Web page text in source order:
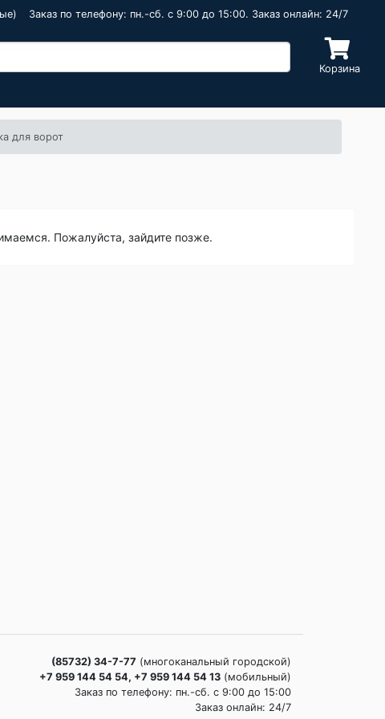
Заказ по телефону: пн.-сб. c 9:00 до 15:00. Заказ онлайн: 24/7
Корзина
для ворот
Пожалуйста, зайдите позже.
(85732) 34-7-77 (многоканальный городской)
+7 959 144 54 54, +7 959 144 54 13 (мобильный)
Заказ по телефону: пн.-сб. c 9:00 до 15:00
Заказ онлайн: 24/7